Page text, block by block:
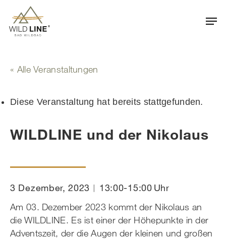
main
« Alle Veranstaltungen
Diese Veranstaltung hat bereits stattgefunden.
WILDLINE und der Nikolaus
3 Dezember, 2023︱13:00-15:00
Am 03. Dezember 2023 kommt der Nikolaus an
die WILDLINE. Es ist einer der Höhepunkte in der
Adventszeit, der die Augen der kleinen und großen